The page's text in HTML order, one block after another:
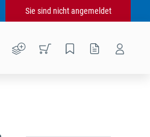
Sie sind nicht angemeldet